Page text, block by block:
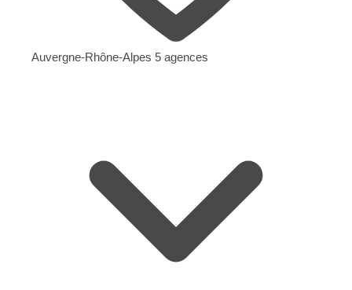
Auvergne-Rhône-Alpes 5 agences